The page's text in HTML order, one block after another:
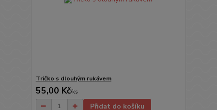
Tričko s dlouhým rukávem
55,00 Kč/ks
Přidat do košíku